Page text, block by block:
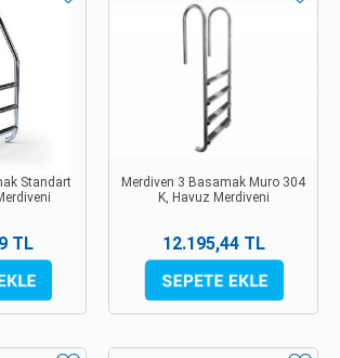
Standart
TL
Merdiven 3 Basamak Muro 304
K, Havuz Merdiveni
12.195,44 TL